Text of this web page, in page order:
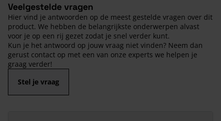
Veelgestelde vragen
Hier vind je antwoorden op de meest gestelde vragen over dit
product. We hebben de belangrijkste onderwerpen alvast
voor je op een rij gezet zodat je snel verder kunt.
Kun je het antwoord op jouw vraag niet vinden? Neem dan
gerust contact op met een van onze experts we helpen je
graag verder!
Stel je vraag